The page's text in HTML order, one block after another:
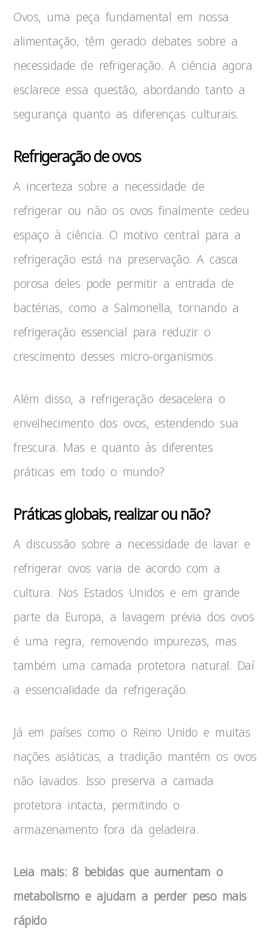
Ovos, uma peça fundamental em nossa
alimentação, têm gerado debates sobre a
necessidade de refrigeração. A ciência agora
esclarece essa questão, abordando tanto a
segurança quanto as diferenças culturais.
Refrigeração de ovos
A incerteza sobre a necessidade de
refrigerar ou não os ovos finalmente cedeu
espaço à ciência. O motivo central para a
refrigeração está na preservação. A casca
porosa deles pode permitir a entrada de
bactérias, como a Salmonella, tornando a
refrigeração essencial para reduzir o
crescimento desses micro-organismos.
Além disso, a refrigeração desacelera o
envelhecimento dos ovos, estendendo sua
frescura. Mas e quanto às diferentes
práticas em todo o mundo?
Práticas globais, realizar ou não?
A discussão sobre a necessidade de lavar e
refrigerar ovos varia de acordo com a
cultura. Nos Estados Unidos e em grande
parte da Europa, a lavagem prévia dos ovos
é uma regra, removendo impurezas, mas
também uma camada protetora natural. Daí
a essencialidade da refrigeração.
Já em países como o Reino Unido e muitas
nações asiáticas, a tradição mantém os ovos
não lavados. Isso preserva a camada
protetora intacta, permitindo o
armazenamento fora da geladeira.
Leia mais: 8 bebidas que aumentam o
metabolismo e ajudam a perder peso mais
rápido